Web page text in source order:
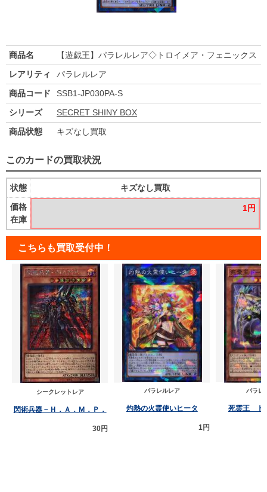
商品名
【遊戯王】パラレルレア◇トロイメア・フェニックス
レアリティ
パラレルレア
商品コード
SSB1-JP030PA-S
シリーズ
SECRET SHINY BOX
商品状態
キズなし買取
このカードの買取状況
状態
価格
在庫
キズなし買取
1円
こちらも買取受付中！
シークレットレア
閃術兵器－Ｈ．Ａ．Ｍ．Ｐ．
30円
パラレルレア
灼熱の火霊使いヒータ
1円
パラレ
死霊王 ド